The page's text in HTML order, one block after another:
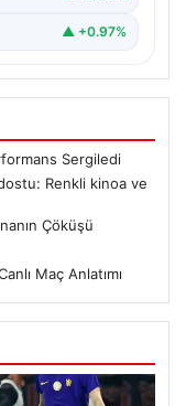
▲ +0.97%
Sergiledi
Renkli kinoa ve
Çöküşü
Maç Anlatımı